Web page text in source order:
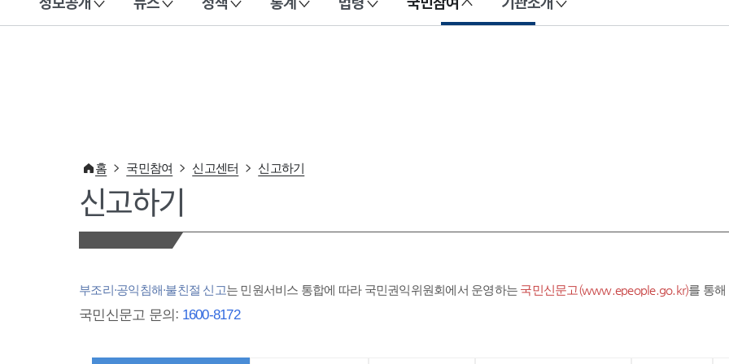
이 누리집은 대한민국 공식 전자정부 누리집입니다.
홈 국민참여 신고센터 신고하기
신고하기
부조리·공익침해·불친절 신고는 민원서비스 통합에 따라 국민권익위원회에서 운영하는 국민신문고(www.epeople.go.kr)를 통해
국민신문고 문의: 1600-8172